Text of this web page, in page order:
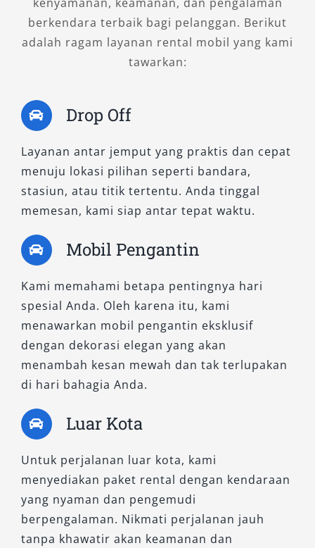
lokal atau ingin lebih santai, menggunakan
sopir profesional akan membantu perjalanan
lebih aman dan efisien.
Detail
Sebelum menggunakan layanan jasa rental
mobil Purworejo, pastikan kendaraan dalam
kondisi prima, bersih, dan layak jalan. Periksa
bagian penting seperti rem, ban, lampu, serta
perjalanan tetap aman.
5. Bandingkan Harga Secara
Rasional
Lakukan perbandingan harga dari beberapa
penyedia rental mobil Purworejo murah,
namun tetap perhatikan kualitas layanan yang
diwaspadai, sementara harga transparan
dengan fasilitas lengkap biasanya lebih
menguntungkan dalam jangka panjang.
6. Pahami Syarat dan Ketentuan
Sewa
kenyamanan, keamanan, dan pengalaman
berkendara terbaik bagi pelanggan. Berikut
adalah ragam layanan rental mobil yang kami
tawarkan:
Drop Off
Layanan antar jemput yang praktis dan cepat
menuju lokasi pilihan seperti bandara,
stasiun, atau titik tertentu. Anda tinggal
memesan, kami siap antar tepat waktu.
Mobil Pengantin
Kami memahami betapa pentingnya hari
spesial Anda. Oleh karena itu, kami
menawarkan mobil pengantin eksklusif
dengan dekorasi elegan yang akan
menambah kesan mewah dan tak terlupakan
di hari bahagia Anda.
Luar Kota
Untuk perjalanan luar kota, kami
menyediakan paket rental dengan kendaraan
yang nyaman dan pengemudi
berpengalaman. Nikmati perjalanan jauh
tanpa khawatir akan keamanan dan